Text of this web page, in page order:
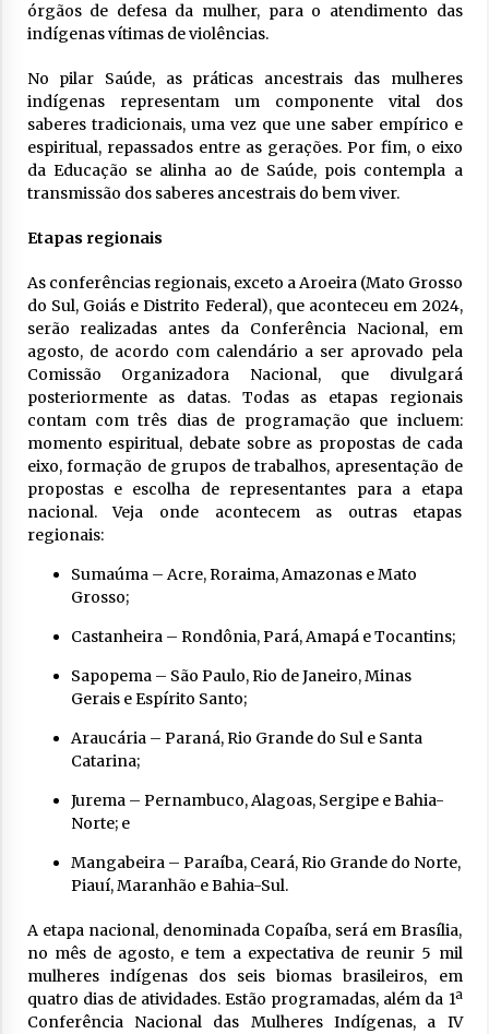
órgãos de defesa da mulher, para o atendimento das
indígenas vítimas de violências.
No pilar Saúde, as práticas ancestrais das mulheres
indígenas representam um componente vital dos
saberes tradicionais, uma vez que une saber empírico e
espiritual, repassados entre as gerações. Por fim, o eixo
da Educação se alinha ao de Saúde, pois contempla a
transmissão dos saberes ancestrais do bem viver.
Etapas regionais
As conferências regionais, exceto a Aroeira (Mato Grosso
do Sul, Goiás e Distrito Federal), que aconteceu em 2024,
serão realizadas antes da Conferência Nacional, em
agosto, de acordo com calendário a ser aprovado pela
Comissão Organizadora Nacional, que divulgará
posteriormente as datas. Todas as etapas regionais
contam com três dias de programação que incluem:
momento espiritual, debate sobre as propostas de cada
eixo, formação de grupos de trabalhos, apresentação de
propostas e escolha de representantes para a etapa
nacional. Veja onde acontecem as outras etapas
regionais:
Sumaúma – Acre, Roraima, Amazonas e Mato
Grosso;
Castanheira – Rondônia, Pará, Amapá e Tocantins;
Sapopema – São Paulo, Rio de Janeiro, Minas
Gerais e Espírito Santo;
Araucária – Paraná, Rio Grande do Sul e Santa
Catarina;
Jurema – Pernambuco, Alagoas, Sergipe e Bahia-
Norte; e
Mangabeira – Paraíba, Ceará, Rio Grande do Norte,
Piauí, Maranhão e Bahia-Sul.
A etapa nacional, denominada Copaíba, será em Brasília,
no mês de agosto, e tem a expectativa de reunir 5 mil
mulheres indígenas dos seis biomas brasileiros, em
quatro dias de atividades. Estão programadas, além da 1ª
Conferência Nacional das Mulheres Indígenas, a IV